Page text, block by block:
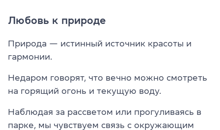
Любовь к природе
Природа — истинный источник красоты и
гармонии.
Недаром говорят, что вечно можно смотреть
на горящий огонь и текущую воду.
Наблюдая за рассветом или прогуливаясь в
парке, мы чувствуем связь с окружающим